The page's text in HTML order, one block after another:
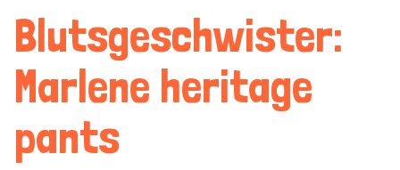
Blutsgeschwister:
Marlene heritage
pants